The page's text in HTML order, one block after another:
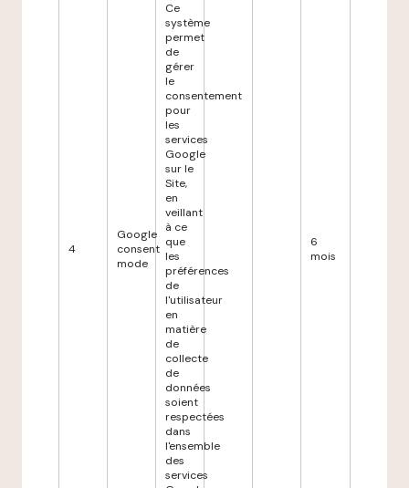
4
Google
consent
mode
Ce
système
permet
de
gérer
le
consentement
pour
les
services
Google
sur le
Site,
en
veillant
à ce
que
les
préférences
de
l'utilisateur
en
matière
de
collecte
de
données
soient
respectées
dans
l'ensemble
des
services
6
mois